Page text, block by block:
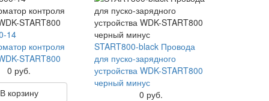
14
контроля
START800
0 руб.
В корзину
START800-black Провода
для пуско-зарядного
устройства WDK-START800
черный минус
0 руб.